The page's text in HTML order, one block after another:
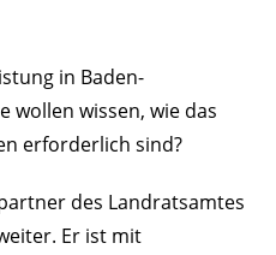
in Baden-
wollen wissen, wie das
erforderlich sind?
des Landratsamtes
Er ist mit